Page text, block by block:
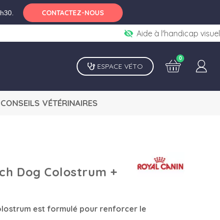
CONTACTEZ-NOUS
visibility_off Aide à l'handicap visuel
ESPACE VÉTO
0
CONSEILS VÉTÉRINAIRES
Dog Colostrum +
est formulé pour renforcer le